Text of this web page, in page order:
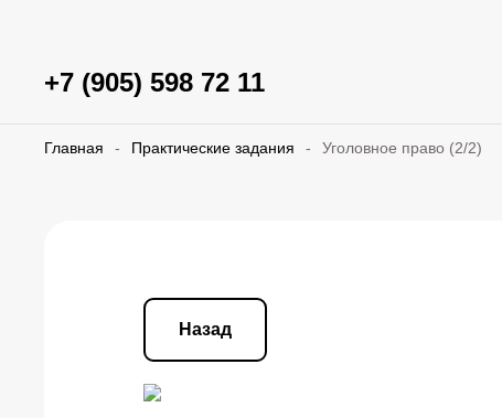
+7 (905) 598 72 11
Главная - Практические задания - Уголовное право (2/2)
Назад